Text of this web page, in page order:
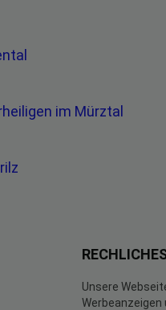
im Mürztal
Unsere
Werbeanzeigen